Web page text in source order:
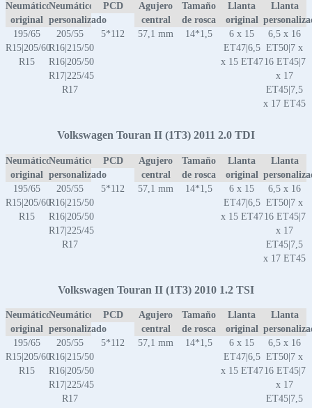
Neumático
original
Neumático
personalizado
PCD
Agujero
central
Tamaño
de rosca
Llanta
original
Llanta
195/65
R15|205/60
R15
205/55
R16|215/50
R16|205/50
R17|225/45
R17
5*112 57,1 mm 14*1,5
6 x 15
ET47|6,5
x 15 ET47
6,5 x 16
ET50|7 x
16 ET45|7
x 17
ET45|7,5
x 17 ET45
Volkswagen Touran II (1T3) 2011 2.0 TDI
Neumático
original
Neumático
personalizado
PCD
Agujero
central
Tamaño
de rosca
Llanta
original
Llanta
195/65
R15|205/60
R15
205/55
R16|215/50
R16|205/50
R17|225/45
R17
5*112 57,1 mm 14*1,5
6 x 15
ET47|6,5
x 15 ET47
6,5 x 16
ET50|7 x
16 ET45|7
x 17
ET45|7,5
x 17 ET45
Volkswagen Touran II (1T3) 2010 1.2 TSI
Neumático
original
Neumático
personalizado
PCD
Agujero
central
Tamaño
de rosca
Llanta
original
Llanta
195/65
R15|205/60
R15
205/55
R16|215/50
R16|205/50
R17|225/45
R17
5*112 57,1 mm 14*1,5
6 x 15
ET47|6,5
x 15 ET47
6,5 x 16
ET50|7 x
16 ET45|7
x 17
ET45|7,5